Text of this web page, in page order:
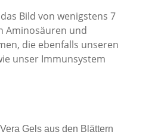
Bild von wenigstens 7
Aminosäuren und
die ebenfalls unseren
unser Immunsystem
Gels aus den Blättern